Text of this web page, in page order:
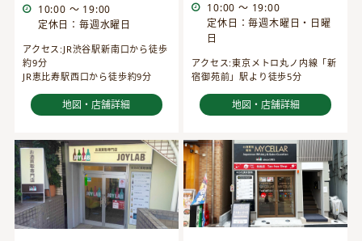
10:00 ～ 19:00
定休日：毎週水曜日
アクセス:JR渋谷駅新南口から徒歩
約9分
JR恵比寿駅西口から徒歩約9分
地図・店舗詳細
10:00 ～ 19:00
定休日：毎週木曜日・日曜
日
アクセス:東京メトロ丸ノ内線「新
宿御苑前」駅より徒歩5分
地図・店舗詳細